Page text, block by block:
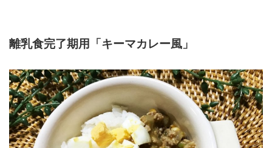
離乳食完了期用「キーマカレー風」